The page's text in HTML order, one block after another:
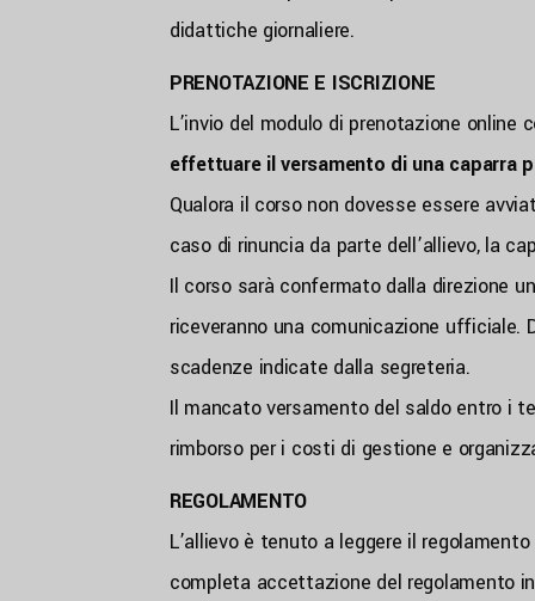
didattiche giornaliere.
PRENOTAZIONE E ISCRIZIONE
L’invio del modulo di prenotazione
effettuare il versamento di una caparra
Qualora il corso non dovesse essere
caso di rinuncia da parte dell’allievo, la
Il corso sarà confermato dalla direzione
riceveranno una comunicazione ufficiale.
scadenze indicate dalla segreteria.
Il mancato versamento del saldo entro i
rimborso per i costi di gestione e
REGOLAMENTO
L’allievo è tenuto a leggere il
completa accettazione del regolamento